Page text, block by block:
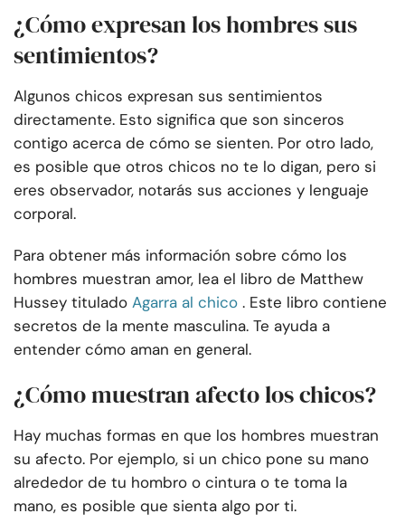
¿Cómo expresan los hombres sus
sentimientos?
Algunos chicos expresan sus sentimientos
directamente. Esto significa que son sinceros
contigo acerca de cómo se sienten. Por otro lado,
es posible que otros chicos no te lo digan, pero si
eres observador, notarás sus acciones y lenguaje
corporal.
Para obtener más información sobre cómo los
hombres muestran amor, lea el libro de Matthew
Hussey titulado Agarra al chico . Este libro contiene
secretos de la mente masculina. Te ayuda a
entender cómo aman en general.
¿Cómo muestran afecto los chicos?
Hay muchas formas en que los hombres muestran
su afecto. Por ejemplo, si un chico pone su mano
alrededor de tu hombro o cintura o te toma la
mano, es posible que sienta algo por ti.